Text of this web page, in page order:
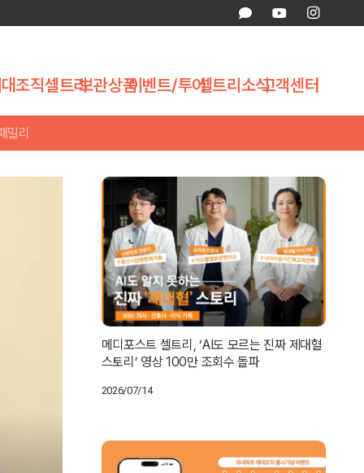
조직셀트리보관상품이벤트/투어셀트리소식고객센터
밀리
메디포스트 셀트리, ‘AI도 모르는 진짜 제대혈
스토리’ 영상 100만 조회수 돌파
2026/07/14